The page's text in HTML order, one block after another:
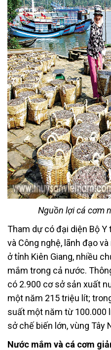
Nguồn lợi cá cơm
Tham dự có đại diện Bộ Y
và Công nghệ, lãnh đạo
ở tỉnh Kiên Giang, nhiều
mắm trong cả nước.
có 2.900 cơ sở sản xuất
một năm 215 triệu lít;
suất một năm từ 100.000
sở chế biến lớn, vùng Tây
Nước mắm và cá cơm